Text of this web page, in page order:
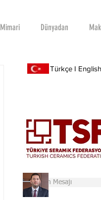
Mimari Dünyadan
Türkçe I English
Başkan'ın Mesajı